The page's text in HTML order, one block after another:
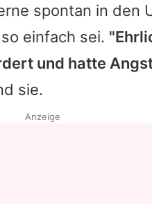
spontan in den
einfach sei.
und hatte
sie.
Anzeige